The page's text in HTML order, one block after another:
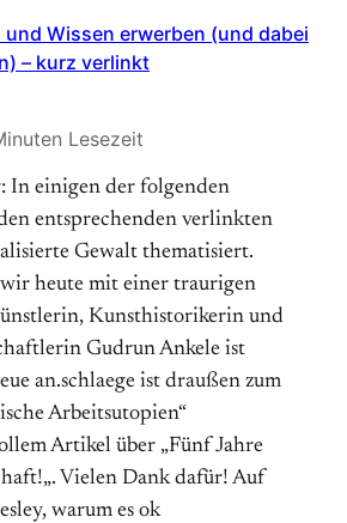
Wissen erwerben (und dabei
– kurz verlinkt
Lesezeit
In einigen der folgenden
entsprechenden verlinkten
Gewalt thematisiert.
heute mit einer traurigen
Kunsthistorikerin und
Gudrun Ankele ist
an.schlaege ist draußen zum
Arbeitsutopien“
Artikel über „Fünf Jahre
Vielen Dank dafür! Auf
warum es ok